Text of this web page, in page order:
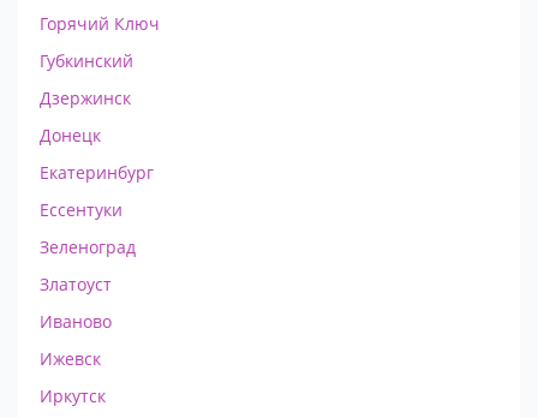
Горячий Ключ
Губкинский
Дзержинск
Донецк
Екатеринбург
Ессентуки
Зеленоград
Златоуст
Иваново
Ижевск
Иркутск